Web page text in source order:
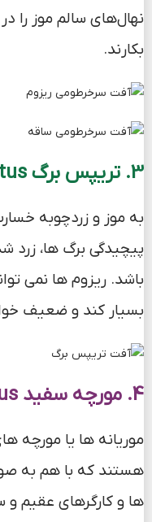
نهال‌های سالم موز را
بکارند.
3. تریپس برگ Panchaetothrips indietus
به موز و زردچوبه
پیچیدگی برگ ها، زرد
باشد. ریزوم ها نمی
بسیار کند و ضعیف
4. مورچه سفید Glyptotermes dilatatus
موریانه ها یا مورچه
هستند که با هم به
ها و کارگرهای عقیم و